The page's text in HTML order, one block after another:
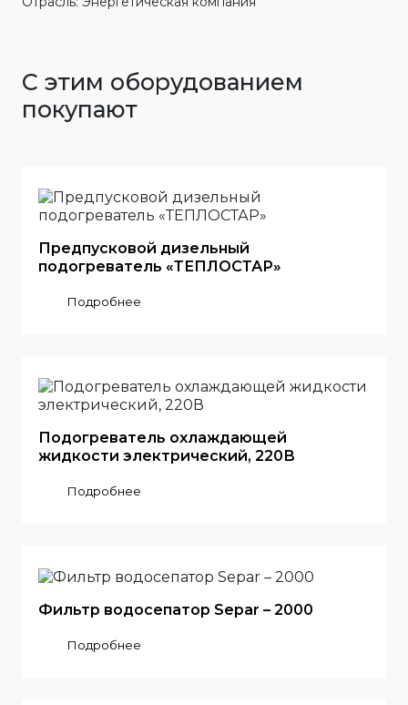
С этим оборудованием
покупают
Предпусковой дизельный
подогреватель «ТЕПЛОСТАР»
Подробнее
Подогреватель охлаждающей
жидкости электрический, 220В
Подробнее
Фильтр водосепатор Separ – 2000
Подробнее